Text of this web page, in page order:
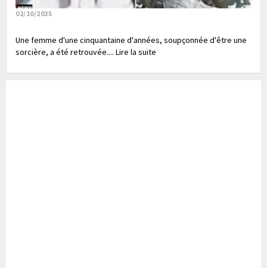
02/10/2025
Une femme d'une cinquantaine d'années, soupçonnée d'être une
sorcière, a été retrouvée.... Lire la suite